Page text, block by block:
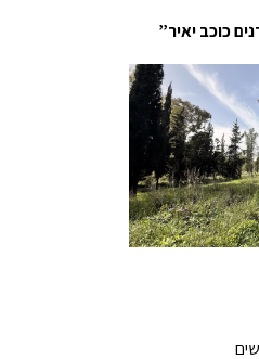
כוכב יאיר”